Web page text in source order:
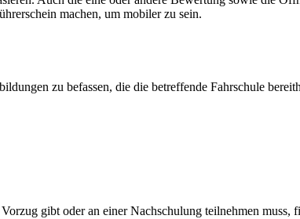
machen, um mobiler zu sein.
zu befassen, die die betreffende Fahrschule
gibt oder an einer Nachschulung teilnehmen muss,